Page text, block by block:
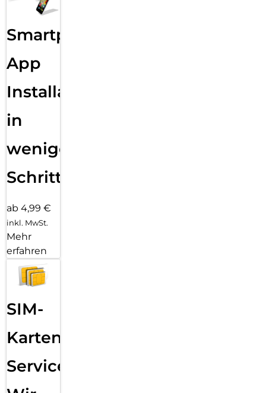
Smartphone
App
Installation
in
wenigen
Schritten
ab 4,99 €
inkl. MwSt.
Mehr
erfahren
SIM-
Karten
Service: